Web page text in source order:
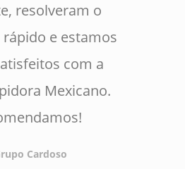
resolveram o
e estamos
com a
Mexicano.
Cardoso